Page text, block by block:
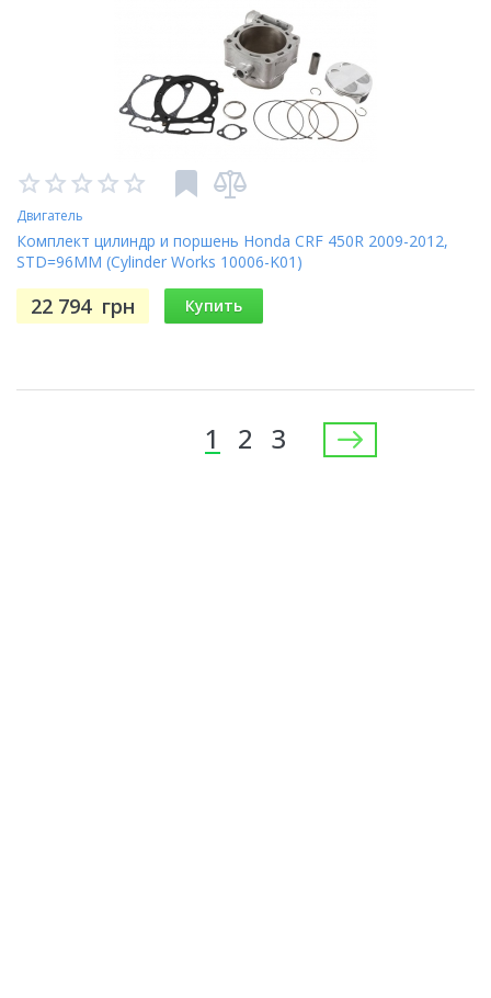
Двигатель
Комплект цилиндр и поршень Honda CRF 450R 2009-2012,
STD=96MM (Cylinder Works 10006-K01)
22 794 грн Купить
1 2 3